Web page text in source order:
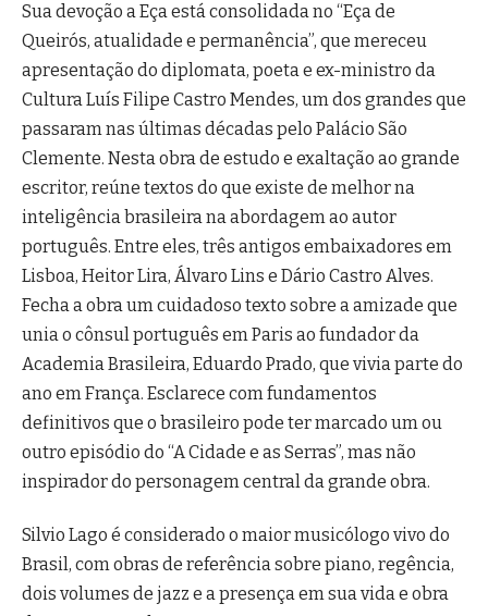
Sua devoção a Eça está consolidada no “Eça de
Queirós, atualidade e permanência”, que mereceu
apresentação do diplomata, poeta e ex-ministro da
Cultura Luís Filipe Castro Mendes, um dos grandes que
passaram nas últimas décadas pelo Palácio São
Clemente. Nesta obra de estudo e exaltação ao grande
escritor, reúne textos do que existe de melhor na
inteligência brasileira na abordagem ao autor
português. Entre eles, três antigos embaixadores em
Lisboa, Heitor Lira, Álvaro Lins e Dário Castro Alves.
Fecha a obra um cuidadoso texto sobre a amizade que
unia o cônsul português em Paris ao fundador da
Academia Brasileira, Eduardo Prado, que vivia parte do
ano em França. Esclarece com fundamentos
definitivos que o brasileiro pode ter marcado um ou
outro episódio do “A Cidade e as Serras”, mas não
inspirador do personagem central da grande obra.
Silvio Lago é considerado o maior musicólogo vivo do
Brasil, com obras de referência sobre piano, regência,
dois volumes de jazz e a presença em sua vida e obra